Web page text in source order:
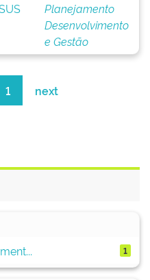
Planejamento
Desenvolvimento
e Gestão
1 next
1